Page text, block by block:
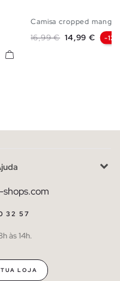
M
Camisa cropped manga
Preço normal
16,99 € Preço
14,99 € -
shops.com
32 57
às 14h.
LOJA